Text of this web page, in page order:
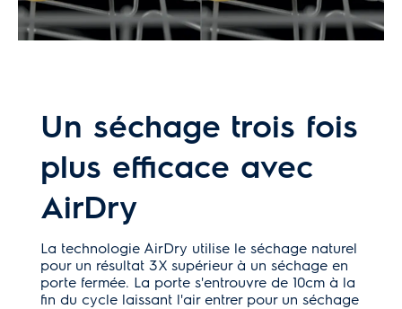
Un séchage trois fois
plus efficace avec
AirDry
La technologie AirDry utilise le séchage naturel
pour un résultat 3X supérieur à un séchage en
porte fermée. La porte s'entrouvre de 10cm à la
fin du cycle laissant l'air entrer pour un séchage